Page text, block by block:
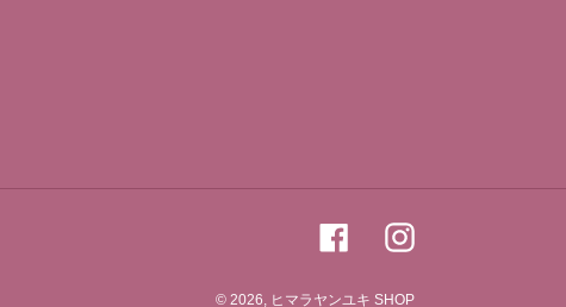
FacebookInstagram
© 2026, ヒマラヤンユキ SHOP